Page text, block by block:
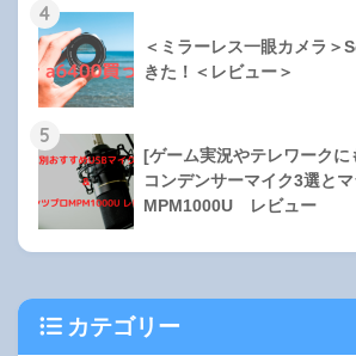
4
＜ミラーレス一眼カメラ＞
きた！＜レビュー＞
5
[ゲーム実況やテレワーク
コンデンサーマイク3選と
MPM1000U レビュー
カテゴリー